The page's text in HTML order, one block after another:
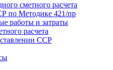
сметного расчета
по Методике 421/пр
работы и затраты
расчета
ССР